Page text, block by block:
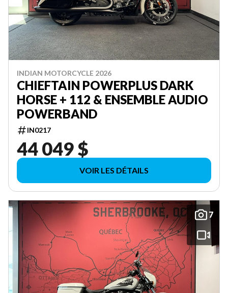
INDIAN MOTORCYCLE 2026
CHIEFTAIN POWERPLUS DARK
HORSE + 112 & ENSEMBLE AUDIO
POWERBAND
IN0217
44 049 $
VOIR LES DÉTAILS
7